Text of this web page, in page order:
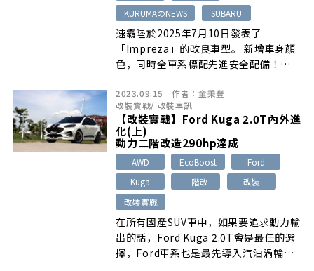
KURUMAのNEWS
SUBARU
速霸陸於2025年7月10日發表了
「Impreza」的改良車型。 新增車身顏
色，同時全車系標配先進安全配備！
2023.09.15 作者： 童秉豐
改裝實戰/ 改裝車訊
【改裝實戰】Ford Kuga 2.0T內外進
化(上)
動力二階改造290hp達成
AWD EcoBoost
Ford
Kuga
二階改
改裝
改裝實戰
在所有國產SUV車中，如果要追求動力輸
出的話，Ford Kuga 2.0T會是最佳的選
擇，Ford車系也是最先導入汽油渦輪引